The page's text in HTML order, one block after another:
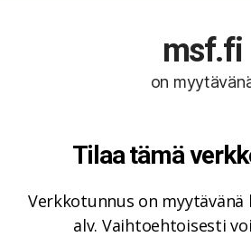
msf.fi
on
Tilaa tämä
Verkkotunnus on myytävänä
alv. Vaihtoehtoisesti